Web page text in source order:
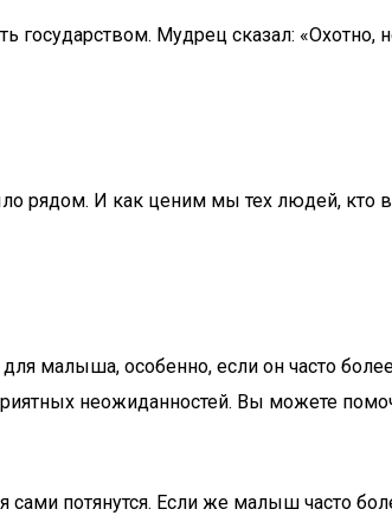
Мудрец сказал: «Охотно,
рядом. И как ценим мы тех людей, кто
малыша, особенно, если он часто
неожиданностей. Вы можете
потянутся. Если же малыш часто